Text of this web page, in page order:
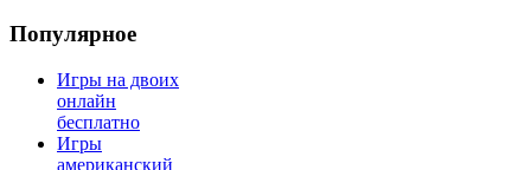
Популярное
Игры на двоих
онлайн
бесплатно
Игры
американский